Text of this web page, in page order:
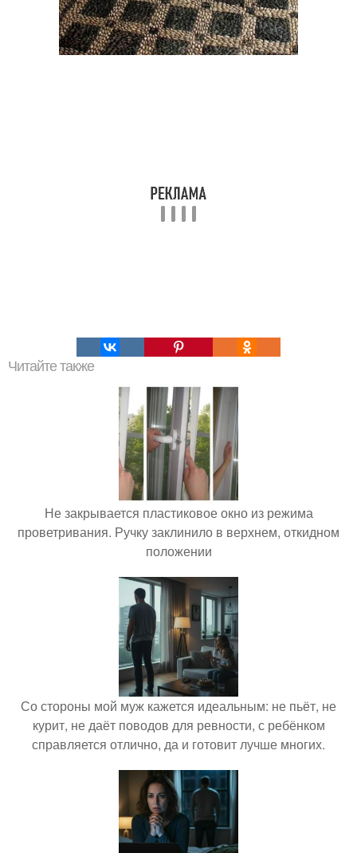
Читайте также
Не закрывается пластиковое окно из режима
проветривания. Ручку заклинило в верхнем, откидном
положении
Со стороны мой муж кажется идеальным: не пьёт, не
курит, не даёт поводов для ревности, с ребёнком
справляется отлично, да и готовит лучше многих.